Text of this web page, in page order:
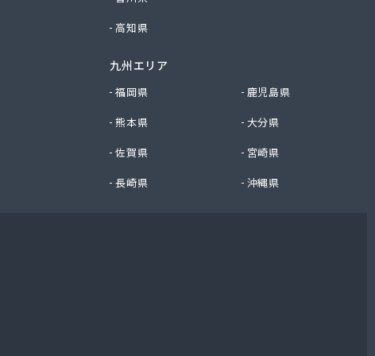
高知県
九州エリア
福岡県
鹿児島県
熊本県
大分県
佐賀県
宮崎県
長崎県
沖縄県